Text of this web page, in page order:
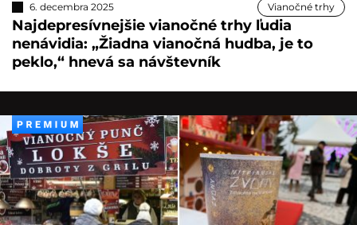
6. decembra 2025 Vianočné trhy
Najdepresívnejšie vianočné trhy ľudia
nenávidia: „Žiadna vianočná hudba, je to
peklo,“ hnevá sa návštevník